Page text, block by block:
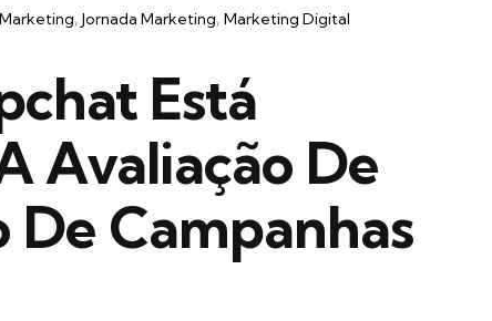
Jornada Marketing Marketing Digital
Está
Avaliação De
De Campanhas